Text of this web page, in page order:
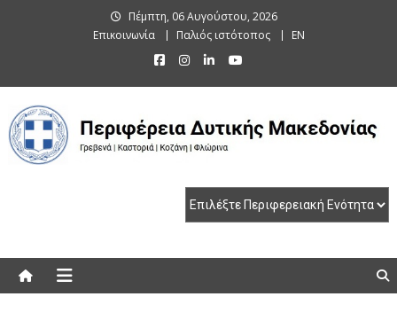
Πέμπτη, 06 Αυγούστου, 2026
Επικοινωνία
Παλιός ιστότοπος EN